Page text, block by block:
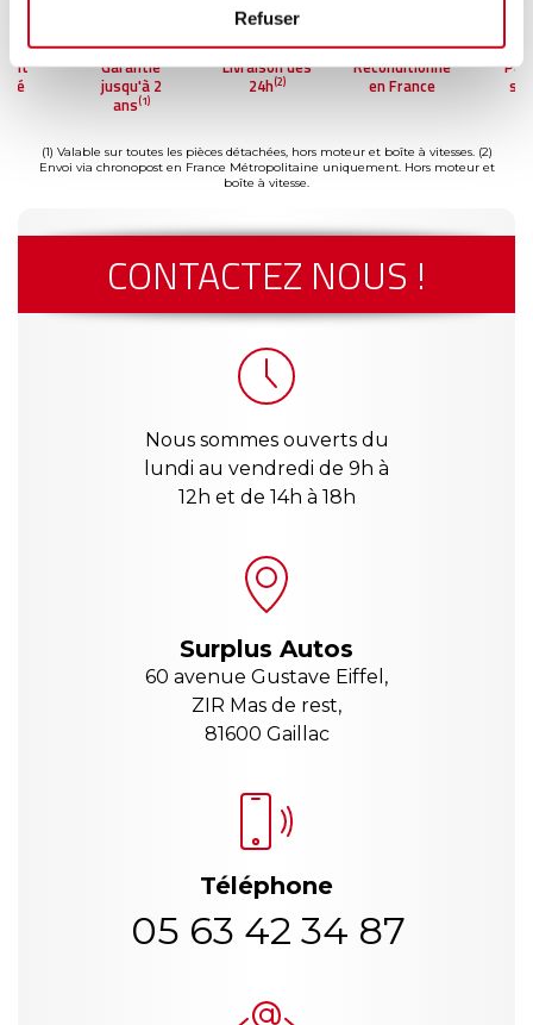
Refuser
Garantie
jusqu'à 2
ans(1)
Livraison dès
24h(2)
Reconditionné
en France
(1) Valable sur toutes les pièces détachées, hors moteur et boîte à vitesses. (2)
Envoi via chronopost en France Métropolitaine uniquement. Hors moteur et
boîte à vitesse.
CONTACTEZ NOUS !
Nous sommes ouverts du
lundi au vendredi de 9h à
12h et de 14h à 18h
Surplus Autos
60 avenue Gustave Eiffel,
ZIR Mas de rest,
81600 Gaillac
Téléphone
05 63 42 34 87